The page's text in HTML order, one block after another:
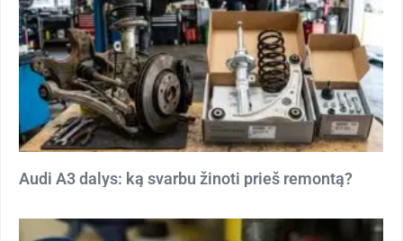
Audi A3 dalys: ką svarbu žinoti prieš remontą?